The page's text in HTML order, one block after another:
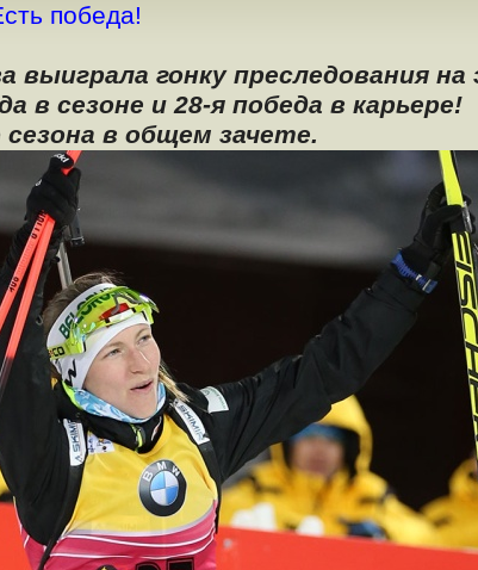
победа!
выиграла гонку преследования
в сезоне и 28-я победа в карьере!
в общем зачете.